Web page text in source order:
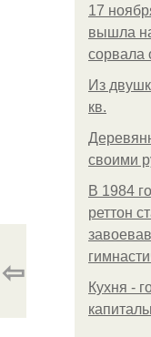
17
вышла
сорвала
Из
кв.
своими
В 1984
реттон
Кухня -
⇦